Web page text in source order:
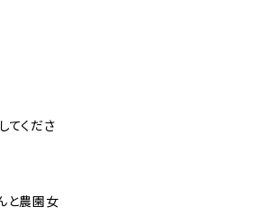
てくださ
と農園女